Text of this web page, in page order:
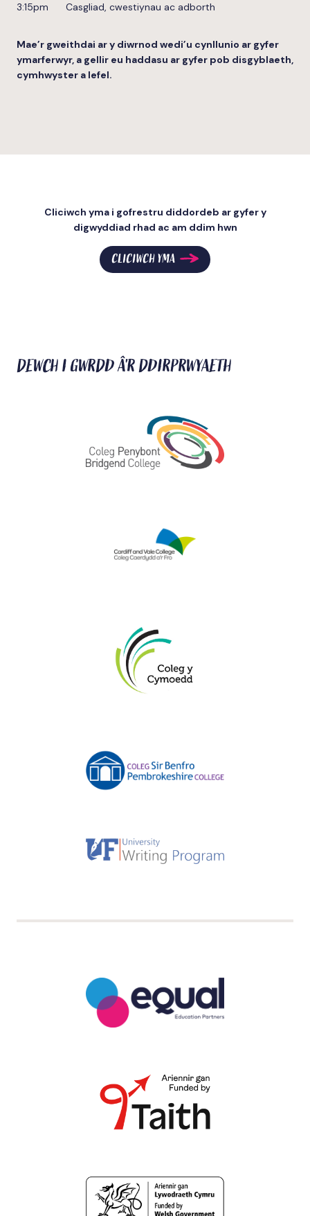
3:15pm Casgliad, cwestiynau ac adborth
Mae’r gweithdai ar y diwrnod wedi’u cynllunio ar gyfer
ymarferwyr, a gellir eu haddasu ar gyfer pob disgyblaeth,
cymhwyster a lefel.
Cliciwch yma i gofrestru diddordeb ar gyfer y
digwyddiad rhad ac am ddim hwn
CLICIWCH YMA
DEWCH I GWRDD Â'R DDIRPRWYAETH